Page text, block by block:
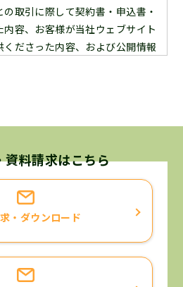
取引に際して契約書・申込書・
容、お客様が当社ウェブサイト
ださった内容、および公開情報
個人情報は、次に挙げる利用目的
づく責務を果たすため。
ービスについての情報をご提供す
料・カタログ等をお届けするた
資料請求はこちら
・ダウンロード